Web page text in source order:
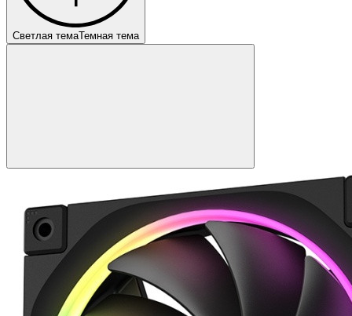
Светлая темаТемная тема